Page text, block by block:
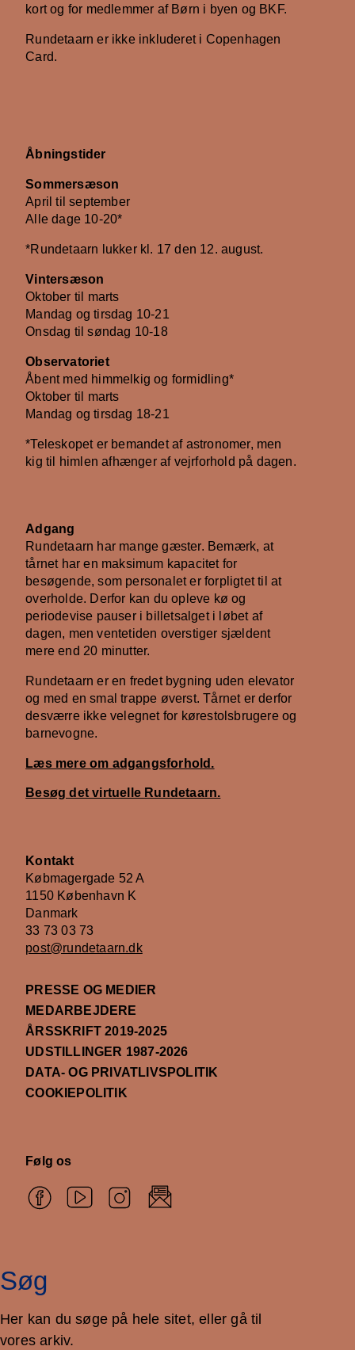
kort og for medlemmer af Børn i byen og BKF.
Rundetaarn er ikke inkluderet i Copenhagen
Card.
Åbningstider
Sommersæson
April til september
Alle dage 10-20*
*Rundetaarn lukker kl. 17 den 12. august.
Vintersæson
Oktober til marts
Mandag og tirsdag 10-21
Onsdag til søndag 10-18
Observatoriet
Åbent med himmelkig og formidling*
Oktober til marts
Mandag og tirsdag 18-21
*Teleskopet er bemandet af astronomer, men
kig til himlen afhænger af vejrforhold på dagen.
Adgang
Rundetaarn har mange gæster. Bemærk, at
tårnet har en maksimum kapacitet for
besøgende, som personalet er forpligtet til at
overholde. Derfor kan du opleve kø og
periodevise pauser i billetsalget i løbet af
dagen, men ventetiden overstiger sjældent
mere end 20 minutter.
Rundetaarn er en fredet bygning uden elevator
og med en smal trappe øverst. Tårnet er derfor
desværre ikke velegnet for kørestolsbrugere og
barnevogne.
Læs mere om adgangsforhold.
Besøg det virtuelle Rundetaarn.
Kontakt
Købmagergade 52 A
1150 København K
Danmark
33 73 03 73
post@rundetaarn.dk
PRESSE OG MEDIER
MEDARBEJDERE
ÅRSSKRIFT 2019-2025
UDSTILLINGER 1987-2026
DATA- OG PRIVATLIVSPOLITIK
COOKIEPOLITIK
Følg os
Søg
Her kan du søge på hele sitet, eller gå til
vores arkiv.